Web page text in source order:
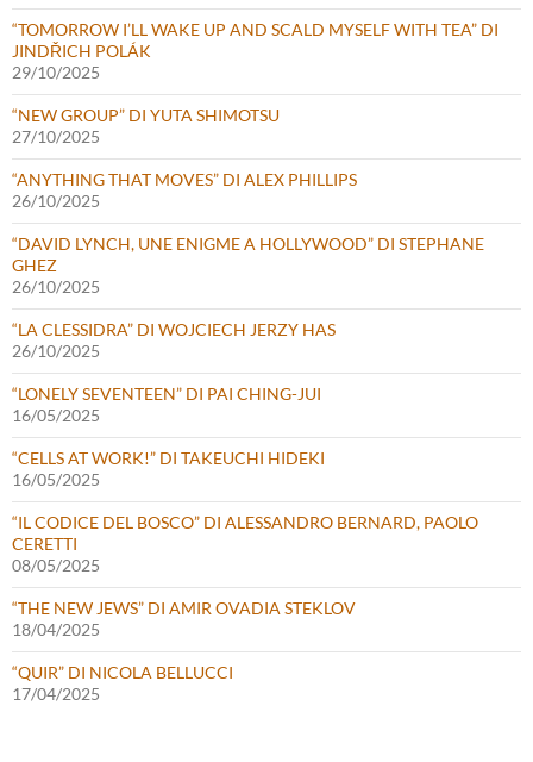
“TOMORROW I’LL WAKE UP AND SCALD MYSELF WITH TEA” DI
JINDŘICH POLÁK
29/10/2025
“NEW GROUP” DI YUTA SHIMOTSU
27/10/2025
“ANYTHING THAT MOVES” DI ALEX PHILLIPS
26/10/2025
“DAVID LYNCH, UNE ENIGME A HOLLYWOOD” DI STEPHANE
GHEZ
26/10/2025
“LA CLESSIDRA” DI WOJCIECH JERZY HAS
26/10/2025
“LONELY SEVENTEEN” DI PAI CHING-JUI
16/05/2025
“CELLS AT WORK!” DI TAKEUCHI HIDEKI
16/05/2025
“IL CODICE DEL BOSCO” DI ALESSANDRO BERNARD, PAOLO
CERETTI
08/05/2025
“THE NEW JEWS” DI AMIR OVADIA STEKLOV
18/04/2025
“QUIR” DI NICOLA BELLUCCI
17/04/2025